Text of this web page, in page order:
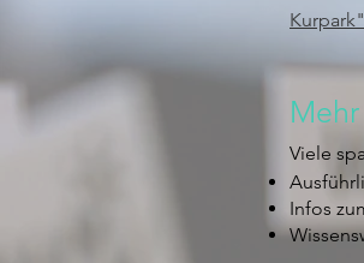
Kurpark"
Viele
Infos